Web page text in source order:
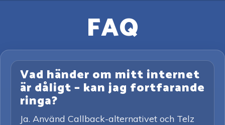
FAQ
Vad händer om mitt internet
är dåligt – kan jag fortfarande
ringa?
Ja. Använd Callback-alternativet och Telz